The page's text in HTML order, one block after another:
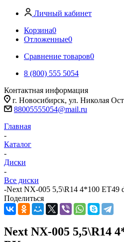
Личный кабинет
Корзина0
Отложенные0
Сравнение товаров0
8 (800) 555 5054
Контактная информация
г. Новосибирск, ул. Николая
88005555054@mail.ru
Главная
-
Каталог
-
Диски
-
Все диски
-Next NX-005 5,5\R14 4*100 ET49
Поделиться
Next NX-005 5,5\R14